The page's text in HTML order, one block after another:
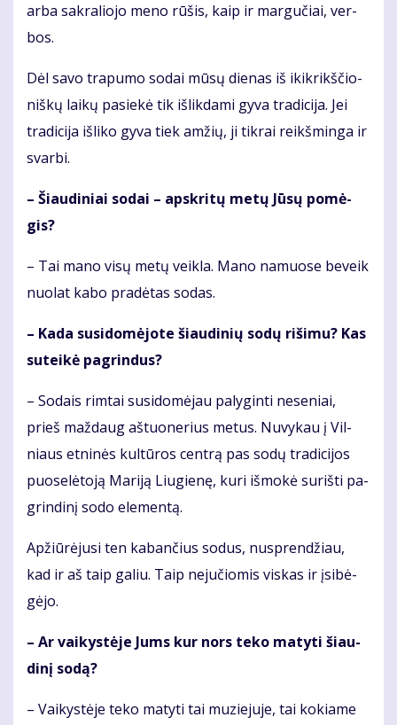
ar­ba sak­ra­lio­jo me­no rū­šis, kaip ir mar­gu­čiai, ver­
bos.
Dėl sa­vo tra­pu­mo so­dai mū­sų die­nas iš ikik­rikš­čio­
niš­kų lai­kų pa­sie­kė tik iš­lik­da­mi gy­va tra­di­ci­ja. Jei
tra­di­ci­ja iš­li­ko gy­va tiek am­žių, ji tik­rai reikš­min­ga ir
svar­bi.
– Šiau­di­niai so­dai – ap­skri­tų me­tų Jū­sų po­mė­
gis?
– Tai ma­no vi­sų me­tų veik­la. Ma­no na­muo­se be­veik
nuo­lat ka­bo pra­dė­tas so­das.
– Ka­da su­si­do­mė­jo­te šiau­di­nių so­dų ri­ši­mu? Kas
su­tei­kė pa­grin­dus?
– So­dais rim­tai su­si­do­mė­jau pa­ly­gin­ti ne­se­niai,
prieš maž­daug aš­tuo­ne­rius me­tus. Nu­vy­kau į Vil­
niaus et­ni­nės kul­tū­ros cen­trą pas so­dų tra­di­ci­jos
puo­se­lė­to­ją Ma­ri­ją Liu­gie­nę, ku­ri iš­mo­kė su­riš­ti pa­
grin­di­nį so­do ele­men­tą.
Ap­žiū­rė­ju­si ten ka­ban­čius so­dus, nu­spren­džiau,
kad ir aš taip ga­liu. Taip ne­ju­čio­mis vis­kas ir įsi­bė­
gė­jo.
– Ar vai­kys­tė­je Jums kur nors te­ko ma­ty­ti šiau­
di­nį so­dą?
– Vai­kys­tė­je te­ko ma­ty­ti tai mu­zie­ju­je, tai ko­kia­me